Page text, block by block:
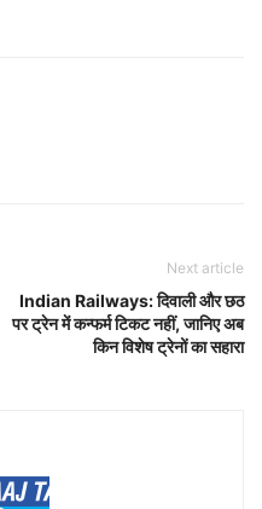
Next article
Indian Railways: दिवाली और छठ
पर ट्रेन में कन्फर्म टिकट नहीं, जानिए अब
किन विशेष ट्रेनों का सहारा